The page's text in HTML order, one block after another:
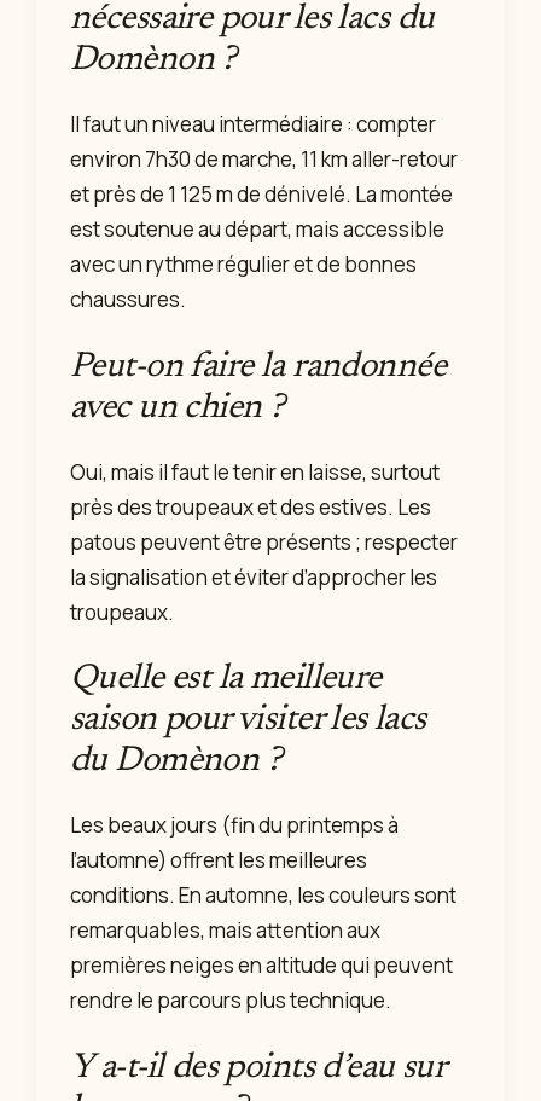
nécessaire pour les lacs du
Domènon ?
Il faut un niveau intermédiaire : compter
environ 7h30 de marche, 11 km aller-retour
et près de 1 125 m de dénivelé. La montée
est soutenue au départ, mais accessible
avec un rythme régulier et de bonnes
chaussures.
Peut-on faire la randonnée
avec un chien ?
Oui, mais il faut le tenir en laisse, surtout
près des troupeaux et des estives. Les
patous peuvent être présents ; respecter
la signalisation et éviter d’approcher les
troupeaux.
Quelle est la meilleure
saison pour visiter les lacs
du Domènon ?
Les beaux jours (fin du printemps à
l’automne) offrent les meilleures
conditions. En automne, les couleurs sont
remarquables, mais attention aux
premières neiges en altitude qui peuvent
rendre le parcours plus technique.
Y a-t-il des points d’eau sur